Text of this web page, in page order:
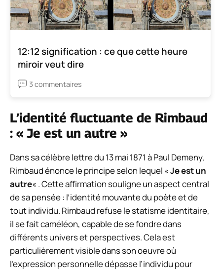
12:12 signification : ce que cette heure
miroir veut dire
3 commentaires
L’identité fluctuante de Rimbaud
: « Je est un autre »
Dans sa célèbre lettre du 13 mai 1871 à Paul Demeny,
Rimbaud énonce le principe selon lequel «Je est un
autre« . Cette affirmation souligne un aspect central
de sa pensée : l’identité mouvante du poète et de
tout individu. Rimbaud refuse le statisme identitaire,
il se fait caméléon, capable de se fondre dans
différents univers et perspectives. Cela est
particulièrement visible dans son oeuvre où
l’expression personnelle dépasse l’individu pour